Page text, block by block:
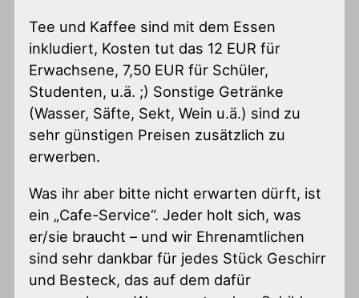
Tee und Kaffee sind mit dem Essen
inkludiert, Kosten tut das 12 EUR für
Erwachsene, 7,50 EUR für Schüler,
Studenten, u.ä. ;) Sonstige Getränke
(Wasser, Säfte, Sekt, Wein u.ä.) sind zu
sehr günstigen Preisen zusätzlich zu
erwerben.
Was ihr aber bitte nicht erwarten dürft, ist
ein „Cafe-Service“. Jeder holt sich, was
er/sie braucht – und wir Ehrenamtlichen
sind sehr dankbar für jedes Stück Geschirr
und Besteck, das auf dem dafür